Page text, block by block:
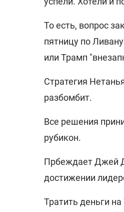
То есть, вопрос
пятницу по
или Трамп
Стратегия
разбомбит.
Все решения
рубикон.
Прбеждает Джей
достижении
Тратить деньги